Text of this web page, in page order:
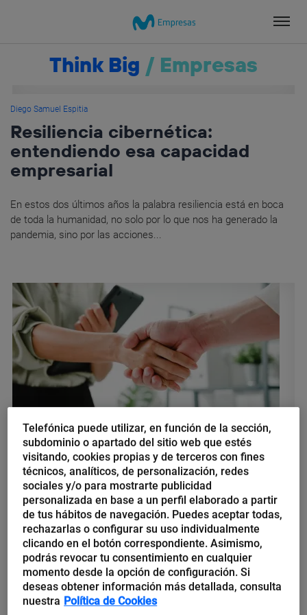
Think Big / Empresas
Diego Samuel Espitia
Resiliencia cibernética:
entendiendo esa capacidad
empresarial
En estos dos últimos años la palabra resiliencia está en boca
de toda la humanidad, no solo por lo que nos ha generado la
pandemia, sino por las acciones...
Jorge A. Hernández
Cinco tendencias tecnológicas
para las cadenas de suministro
A partir de la pandemia, las cadenas de suministros revelaron
su fragilidad, un fenómeno que impulsó a empresas y analistas
para rediseñarlas. Conozca las nuevas tendencias tecnológicas
que afectarán...
Telefónica puede utilizar, en función de la sección,
subdominio o apartado del sitio web que estés
visitando, cookies propias y de terceros con fines
técnicos, analíticos, de personalización, redes
sociales y/o para mostrarte publicidad
personalizada en base a un perfil elaborado a partir
de tus hábitos de navegación. Puedes aceptar todas,
rechazarlas o configurar su uso individualmente
clicando en el botón correspondiente. Asimismo,
podrás revocar tu consentimiento en cualquier
momento desde la opción de configuración. Si
deseas obtener información más detallada, consulta
nuestra Política de Cookies